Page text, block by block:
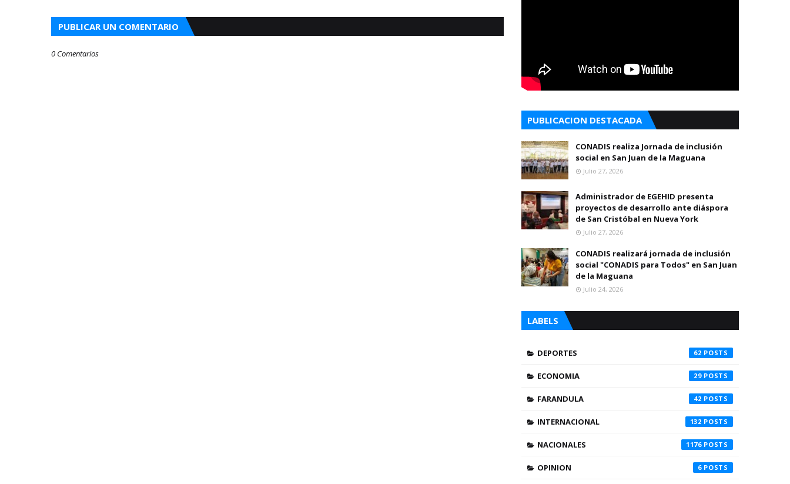
PUBLICAR UN COMENTARIO
0 Comentarios
PUBLICACION DESTACADA
CONADIS realiza Jornada de inclusión
social en San Juan de la Maguana
Julio 27, 2026
Administrador de EGEHID presenta
proyectos de desarrollo ante diáspora
de San Cristóbal en Nueva York
Julio 27, 2026
CONADIS realizará jornada de inclusión
social "CONADIS para Todos" en San Juan
de la Maguana
Julio 24, 2026
LABELS
DEPORTES 62
ECONOMIA 29
FARANDULA 42
INTERNACIONAL 132
NACIONALES 1176
OPINION 6